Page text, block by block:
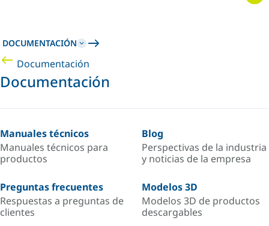
DOCUMENTACIÓN
Documentación
Documentación
Manuales técnicos
Manuales técnicos para
productos
Blog
Perspectivas de la industria
y noticias de la empresa
Preguntas frecuentes
Respuestas a preguntas de
clientes
Modelos 3D
Modelos 3D de productos
descargables